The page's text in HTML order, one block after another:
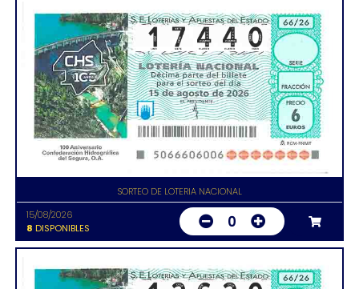
SORTEO DE LOTERIA NACIONAL
15/08/2026
8 DISPONIBLES 0